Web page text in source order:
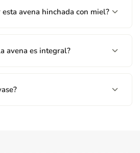
esta avena hinchada con miel?
avena es integral?